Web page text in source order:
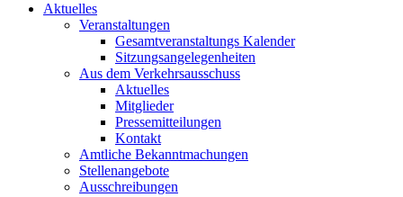
Aktuelles
Veranstaltungen
Gesamtveranstaltungs Kalender
Sitzungsangelegenheiten
Aus dem Verkehrsausschuss
Aktuelles
Mitglieder
Pressemitteilungen
Kontakt
Amtliche Bekanntmachungen
Stellenangebote
Ausschreibungen